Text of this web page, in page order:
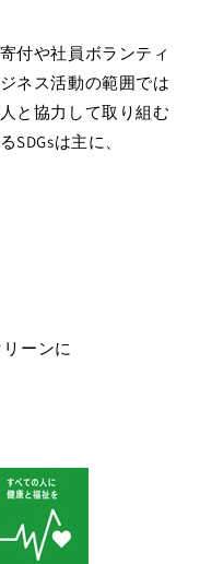
付や社員ボランティ
ネス活動の範囲では
と協力して取り組む
は主に、
ーンに